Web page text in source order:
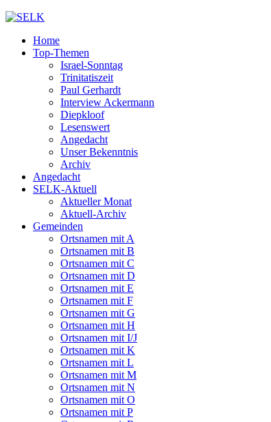
Home
Top-Themen
Israel-Sonntag
Trinitatiszeit
Paul Gerhardt
Interview Ackermann
Diepkloof
Lesenswert
Angedacht
Unser Bekenntnis
Archiv
Angedacht
SELK-Aktuell
Aktueller Monat
Aktuell-Archiv
Gemeinden
Ortsnamen mit A
Ortsnamen mit B
Ortsnamen mit C
Ortsnamen mit D
Ortsnamen mit E
Ortsnamen mit F
Ortsnamen mit G
Ortsnamen mit H
Ortsnamen mit I/J
Ortsnamen mit K
Ortsnamen mit L
Ortsnamen mit M
Ortsnamen mit N
Ortsnamen mit O
Ortsnamen mit P